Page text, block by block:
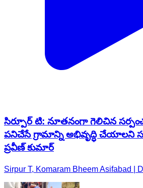
సిర్పూర్ టి: నూతనంగా గెలిచిన
పనిచేసే గ్రామాన్ని అభివృద్ధి చేయాలని
ప్రవీణ్ కుమార్
Sirpur T, Komaram Bheem Asifabad |